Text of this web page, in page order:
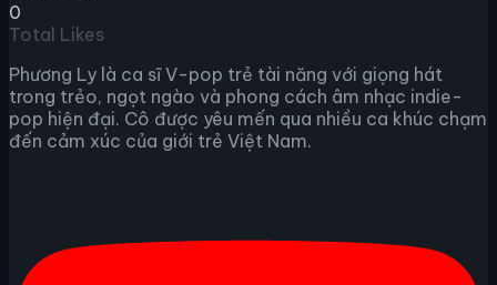
0
Total Likes
Phương Ly là ca sĩ V-pop trẻ tài năng với giọng hát
trong trẻo, ngọt ngào và phong cách âm nhạc indie-
pop hiện đại. Cô được yêu mến qua nhiều ca khúc chạm
đến cảm xúc của giới trẻ Việt Nam.